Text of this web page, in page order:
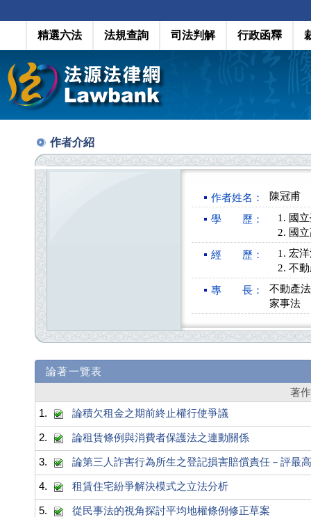
精選六法 法規查詢 司法判解 行政函釋
作者介紹
作者姓名： 陳冠甫
學 歷：
國
國
經 歷：
宏
不
專 長：
不動產法
家事法
論著一覽表
著
1.
論積欠租金之期前終止權行使爭議
2. 論租賃條例與消費者保護法之連動關係
3. 論第三人詐害行為所生之登記損害賠償責任－評最
4. 租賃住宅紛爭解決模式之立法分析
5. 從民事法的視角探討平均地權條例修正草案